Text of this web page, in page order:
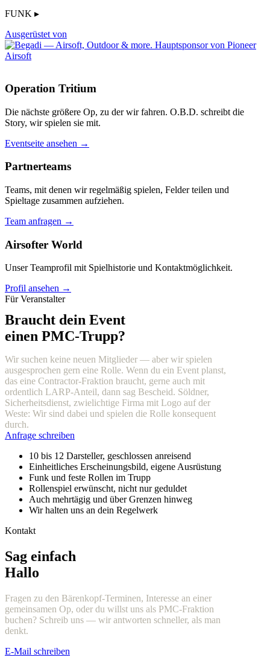
FUNK ▸
Ausgerüstet von
Operation Tritium
Die nächste größere Op, zu der wir fahren. O.B.D. schreibt die
Story, wir spielen sie mit.
Eventseite ansehen →
Partnerteams
Teams, mit denen wir regelmäßig spielen, Felder teilen und
Spieltage zusammen aufziehen.
Team anfragen →
Airsofter World
Unser Teamprofil mit Spielhistorie und Kontaktmöglichkeit.
Profil ansehen →
Für Veranstalter
Braucht dein Event
einen PMC-Trupp?
Wir suchen keine neuen Mitglieder — aber wir spielen
ausgesprochen gern eine Rolle. Wenn du ein Event planst,
das eine Contractor-Fraktion braucht, gerne auch mit
ordentlich LARP-Anteil, dann sag Bescheid. Söldner,
Sicherheitsdienst, zwielichtige Firma mit Logo auf der
Weste: Wir sind dabei und spielen die Rolle konsequent
durch.
Anfrage schreiben
10 bis 12 Darsteller, geschlossen anreisend
Einheitliches Erscheinungsbild, eigene Ausrüstung
Funk und feste Rollen im Trupp
Rollenspiel erwünscht, nicht nur geduldet
Auch mehrtägig und über Grenzen hinweg
Wir halten uns an dein Regelwerk
Kontakt
Sag einfach
Hallo
Fragen zu den Bärenkopf-Terminen, Interesse an einer
gemeinsamen Op, oder du willst uns als PMC-Fraktion
buchen? Schreib uns — wir antworten schneller, als man
denkt.
E-Mail schreiben